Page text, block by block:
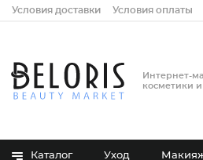
Условия доставки Условия оплаты
Интернет-
косметики
Каталог Уход